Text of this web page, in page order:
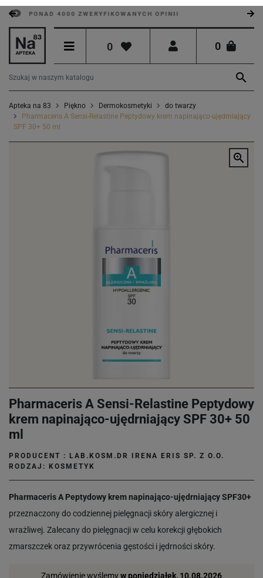
PONAD 4000 ZWERYFIKOWANYCH OPINII
0 0

Apteka na 83 Piękno Dermokosmetyki
do twarzy
Pharmaceris A Sensi-Relastine Peptydowy krem napinająco-ujędrniający
SPF 30+ 50 ml

Pharmaceris A Sensi-Relastine Peptydowy
krem napinająco-ujędrniający SPF 30+ 50
ml
PRODUCENT :
LAB.KOSM.DR IRENA ERIS SP. Z O.O.
RODZAJ: KOSMETYK
Pharmaceris A Peptydowy krem napinająco-ujędrniający SPF30+
przeznaczony do codziennej pielęgnacji skóry alergicznej i
wrażliwej. Zalecany do pielęgnacji w celu korekcji głębokich
zmarszczek oraz przywrócenia gęstości i jędrności skóry.
Zamówienie wyślemyw poniedziałek, 10.08.2026